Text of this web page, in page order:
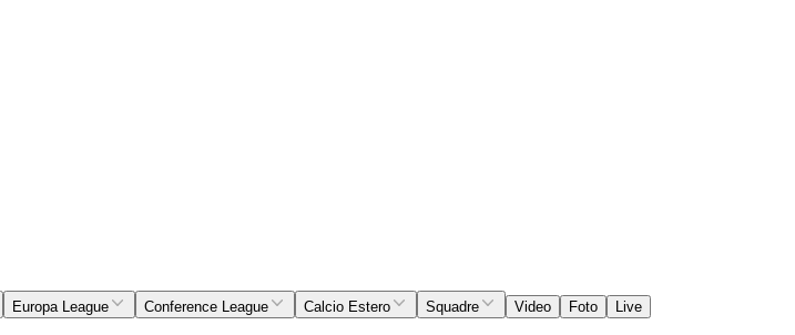
Europa League Conference League Calcio Estero Squadre Video Foto
Live